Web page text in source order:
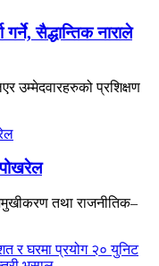
सैद्धान्तिक नाराले
उम्मेदवारहरुको प्रशिक्षण
तथा राजनीतिक–